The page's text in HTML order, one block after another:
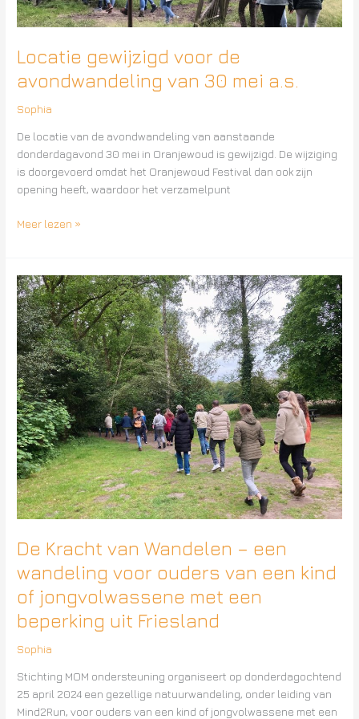
Locatie gewijzigd voor de
avondwandeling van 30 mei a.s.
Sophia
De locatie van de avondwandeling van aanstaande
donderdagavond 30 mei in Oranjewoud is gewijzigd. De wijziging
is doorgevoerd omdat het Oranjewoud Festival dan ook zijn
opening heeft, waardoor het verzamelpunt
30
mei
Meer lezen »
De Kracht van Wandelen – een
wandeling voor ouders van een kind
of jongvolwassene met een
beperking uit Friesland
Sophia
Stichting MOM ondersteuning organiseert op donderdagochtend
25 april 2024 een gezellige natuurwandeling, onder leiding van
Mind2Run, voor ouders van een kind of jongvolwassene met een
De
Kracht
van
Wandelen
–
een
wandeling
voor
ouders
van
een
kind
of
jongvolwassene
een
beperking
uit
Friesland